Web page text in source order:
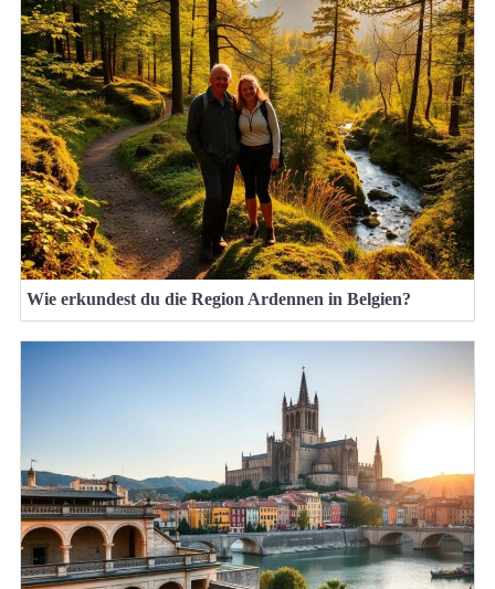
Wie erkundest du die Region Ardennen in Belgien?